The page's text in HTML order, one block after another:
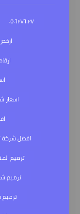
٠٥٠٦٢٧٦٠٢٧
اسعار
افضل شركة
ترميم
ترميم
ترميم